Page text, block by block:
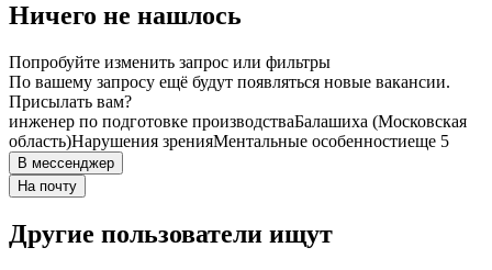
Ничего не нашлось
Попробуйте изменить запрос или фильтры
По вашему запросу ещё будут появляться новые вакансии.
Присылать вам?
инженер по подготовке производстваБалашиха (Московская
область)Нарушения зренияМентальные особенностиеще 5
В мессенджер
На почту
Другие пользователи ищут